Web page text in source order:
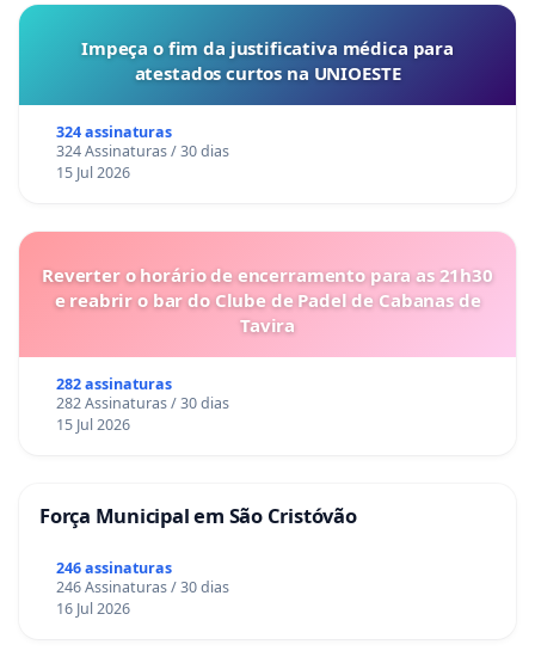
Impeça o fim da justificativa médica para
atestados curtos na UNIOESTE
324 assinaturas
324 Assinaturas / 30 dias
15 Jul 2026
Reverter o horário de encerramento para as 21h30
e reabrir o bar do Clube de Padel de Cabanas de
Tavira
282 assinaturas
282 Assinaturas / 30 dias
15 Jul 2026
Força Municipal em São Cristóvão
246 assinaturas
246 Assinaturas / 30 dias
16 Jul 2026